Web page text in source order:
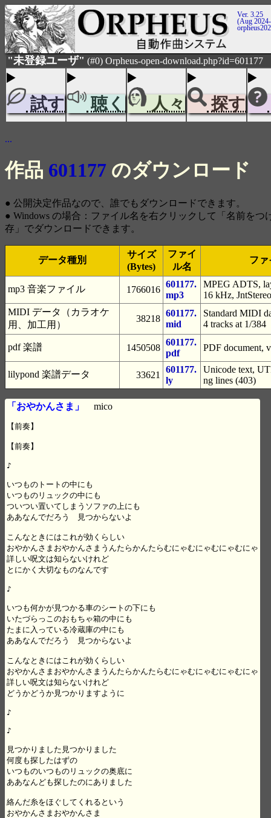
Ver. 3.25
(Aug
"未登録ユーザ" (#0) Orpheus-open-download.php?id=601177
試す 聴く 人々 探す
...
作品 601177 のダウンロード
● 公開決定作品なので、誰でもダウンロードできます。
● Windows の場合：ファイル名を右クリックして「名前をつ
存」でダウンロードできます。
データ種別
サイズ
(Bytes)
ファイ
ル名
ファ
mp3 音楽ファイル 1766016
601177.
mp3
MPEG ADTS,
16 kHz, JntStereo
MIDI データ（カラオケ
用、加工用）
38218
601177.
mid
Standard MIDI
4 tracks at 1/384
pdf 楽譜 1450508
601177.
pdf
PDF document,
lilypond 楽譜データ 33621
601177.
ly
Unicode text,
ng lines (403)
「おやかんさま」 mico
【前奏】
【前奏】
♪
いつものトートの中にも
いつものリュックの中にも
ついつい置いてしまうソファの上にも
ああなんでだろう　見つからないよ
こんなときにはこれが効くらしい
おやかんさまおやかんさまうんたらかんたらむにゃむにゃむにゃむにゃ
詳しい呪文は知らないけれど
とにかく大切なものなんです
♪
いつも何かが見つかる車のシートの下にも
いたづらっこのおもちゃ箱の中にも
たまに入っている冷蔵庫の中にも
ああなんでだろう　見つからないよ
こんなときにはこれが効くらしい
おやかんさまおやかんさまうんたらかんたらむにゃむにゃむにゃむにゃ
詳しい呪文は知らないけれど
どうかどうか見つかりますように
♪
♪
見つかりました見つかりました
何度も探したはずの
いつものいつものリュックの奥底に
ああなんども探したのにありました
絡んだ糸をほぐしてくれるという
おやかんさまおやかんさま